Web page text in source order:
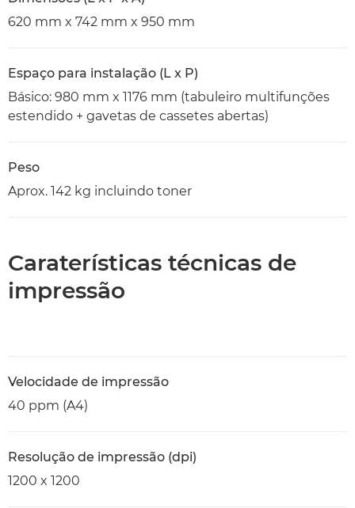
620 mm x 742 mm x 950 mm
Espaço para instalação (L x P)
Básico: 980 mm x 1176 mm (tabuleiro multifunções
estendido + gavetas de cassetes abertas)
Peso
Aprox. 142 kg incluindo toner
Caraterísticas técnicas de
impressão
Velocidade de impressão
40 ppm (A4)
Resolução de impressão (dpi)
1200 x 1200